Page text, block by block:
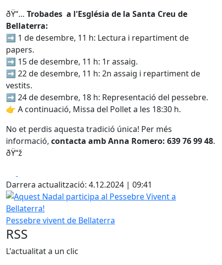
ðŸ“… Trobades a l'Església de la Santa Creu de
Bellaterra:
➡️ 1 de desembre, 11 h: Lectura i repartiment de
papers.
➡️ 15 de desembre, 11 h: 1r assaig.
➡️ 22 de desembre, 11 h: 2n assaig i repartiment de
vestits.
➡️ 24 de desembre, 18 h: Representació del pessebre.
👉 A continuació, Missa del Pollet a les 18:30 h.
No et perdis aquesta tradició única! Per més
informació, contacta amb Anna Romero: 639 76 99 48.
ðŸ“ž
Darrera actualització: 4.12.2024 | 09:41
Aquest Nadal participa al Pessebre Vivent a Bellaterra!
Pessebre vivent de Bellaterra
RSS
L'actualitat a un clic